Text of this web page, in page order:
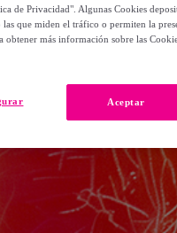
de Privacidad". Algunas Cookies
que miden el tráfico o permiten la
obtener más información sobre las
Aceptar